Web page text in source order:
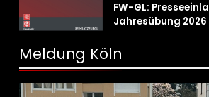
FW-GL:
Jahresübung 2026
Meldung Köln